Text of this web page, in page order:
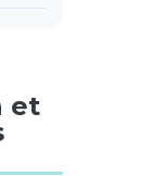
et